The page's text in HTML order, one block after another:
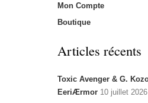
Mon Compte
Boutique
Articles récents
Toxic Avenger & G.
EeriÆrmor 10 juillet 2026